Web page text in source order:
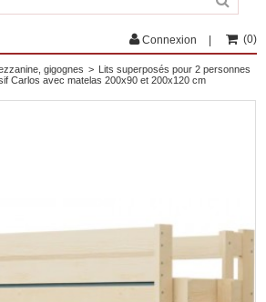
Connexion (0)
gigognes > Lits superposés pour 2 personnes
Carlos avec matelas 200x90 et 200x120 cm